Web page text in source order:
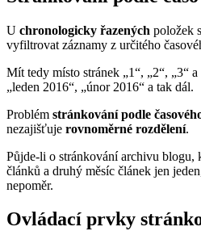
U chronologicky řazených položek
vyfiltrovat záznamy z určitého
Mít tedy místo stránek „1“, „2“, „3“
„leden 2016“, „únor 2016“ a tak dál.
Problém stránkování podle
nezajišťuje rovnoměrné rozdělení.
Půjde-li o stránkování archivu blogu,
článků a druhý měsíc článek jen
nepoměr.
Ovládací prvky